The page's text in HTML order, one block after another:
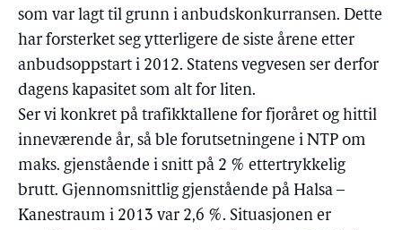
som var lagt til grunn i anbudskonkurransen. Dette
har forsterket seg ytterligere de siste årene etter
anbudsoppstart i 2012. Statens vegvesen ser derfor
dagens kapasitet som alt for liten.
Ser vi konkret på trafikktallene for fjoråret og hittil
inneværende år, så ble forutsetningene i NTP om
maks. gjenstående i snitt på 2 % ettertrykkelig
brutt. Gjennomsnittlig gjenstående på Halsa –
Kanestraum i 2013 var 2,6 %. Situasjonen er